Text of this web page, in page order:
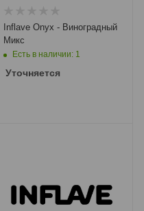
Inflave Onyx - Виноградный
Микс
Есть в наличии: 1
Уточняется